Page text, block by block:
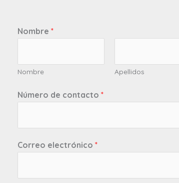
Nombre *
Nombre Apellidos
Número de contacto *
Correo electrónico *